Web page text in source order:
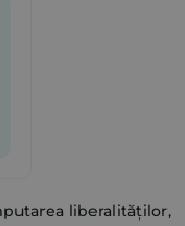
liberalităților,